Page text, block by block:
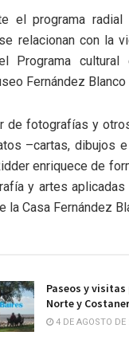
el programa radial
relacionan con la
Programa cultural
Fernández Blanco
de fotografías y
–cartas, dibujos e
enriquece de
y artes
Casa Fernández
Paseos y
Norte y
4 DE AGOSTO DE